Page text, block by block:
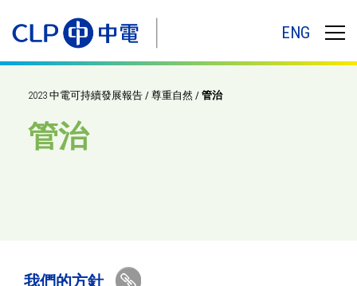
ENG
2023 中電可持續發展報告 / 尊重自然 / 管治
管治
我們的方針